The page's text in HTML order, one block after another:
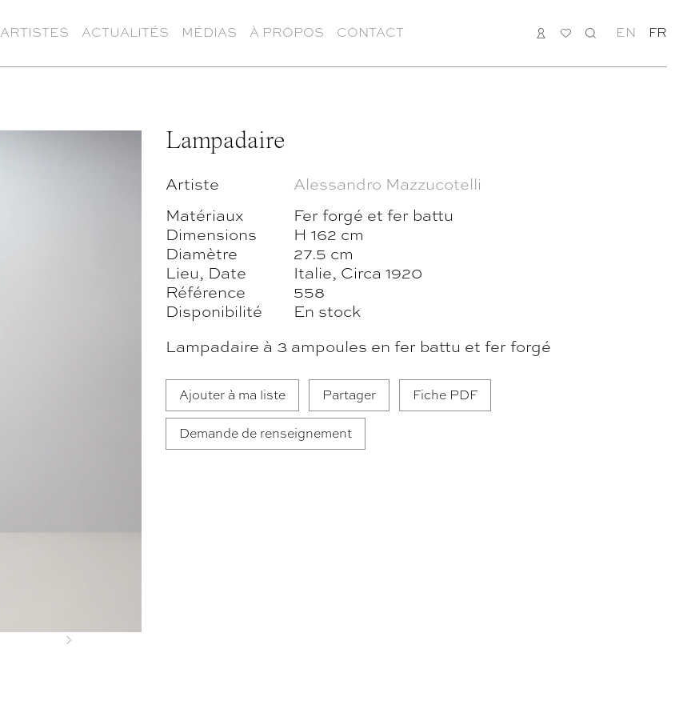
ARTISTES ACTUALITÉS MÉDIAS À PROPOS CONTACT CONNEXION
MA
RECHERCHE
EN FR
Next
Lampadaire
Artiste
Alessandro Mazzucotelli
Matériaux
Fer forgé et fer battu
Dimensions
H 162 cm
Diamètre
27.5 cm
Lieu, Date
Italie, Circa 1920
Référence
558
Disponibilité
En stock
Lampadaire à 3 ampoules en fer battu et fer forgé
Ajouter à ma liste Partager Fiche PDF
Demande de renseignement